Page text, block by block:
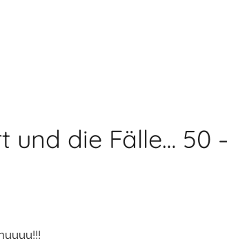
und die Fälle… 50